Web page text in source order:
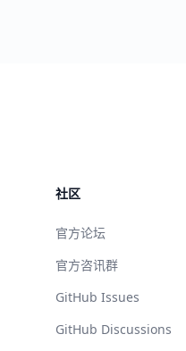
社区
官方论坛
官方咨讯群
GitHub Issues
GitHub Discussions